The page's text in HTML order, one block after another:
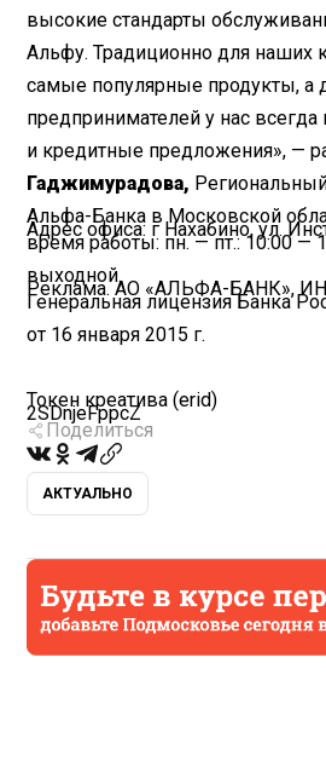
высокие стандарты
Альфу. Традиционно для наших
самые популярные продукты, а
предпринимателей у нас
и кредитные предложения», —
Гаджимурадова,
Альфа-Банка в Московской
Адрес офиса: г Нахабино, ул.
время работы: пн. — пт.: 10:00 —
выходной.
Реклама. АО «АЛЬФА-БАНК»,
Генеральная лицензия Банка
от 16 января 2015 г.
Токен креатива (erid)
2SDnjeFppcZ
Поделиться
АКТУАЛЬНО